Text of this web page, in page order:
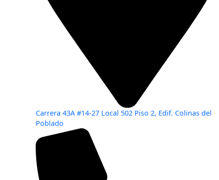
Carrera 43A #14-27 Local 502 Piso 2, Edif. Colinas del
Poblado